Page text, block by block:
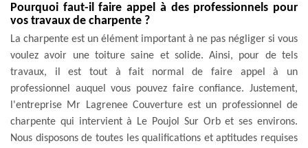
Pourquoi faut-il faire appel à des professionnels pour
vos travaux de charpente ?
La charpente est un élément important à ne pas négliger si vous
voulez avoir une toiture saine et solide. Ainsi, pour de tels
travaux, il est tout à fait normal de faire appel à un
professionnel auquel vous pouvez faire confiance. Justement,
l'entreprise Mr Lagrenee Couverture est un professionnel de
charpente qui intervient à Le Poujol Sur Orb et ses environs.
Nous disposons de toutes les qualifications et aptitudes requises